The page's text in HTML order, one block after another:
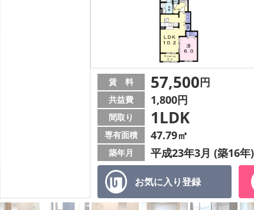
お気に入り登録
賃 料 57,500円
共益費 1,800円
間取り 1LDK
専有面積 47.79㎡
築年月 平成23年3月 (築16年)